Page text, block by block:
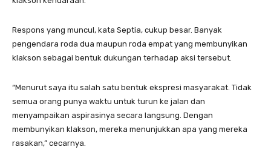
Respons yang muncul, kata Septia, cukup besar. Banyak
pengendara roda dua maupun roda empat yang membunyikan
klakson sebagai bentuk dukungan terhadap aksi tersebut.
“Menurut saya itu salah satu bentuk ekspresi masyarakat. Tidak
semua orang punya waktu untuk turun ke jalan dan
menyampaikan aspirasinya secara langsung. Dengan
membunyikan klakson, mereka menunjukkan apa yang mereka
rasakan,” cecarnya.